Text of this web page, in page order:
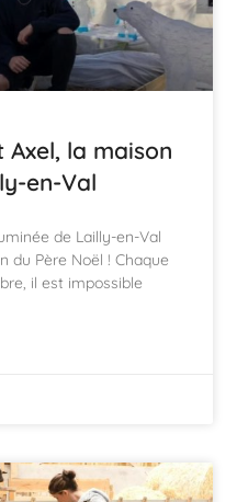
la maison
en-Val
de Lailly-en-Val
du Père Noël ! Chaque
il est impossible